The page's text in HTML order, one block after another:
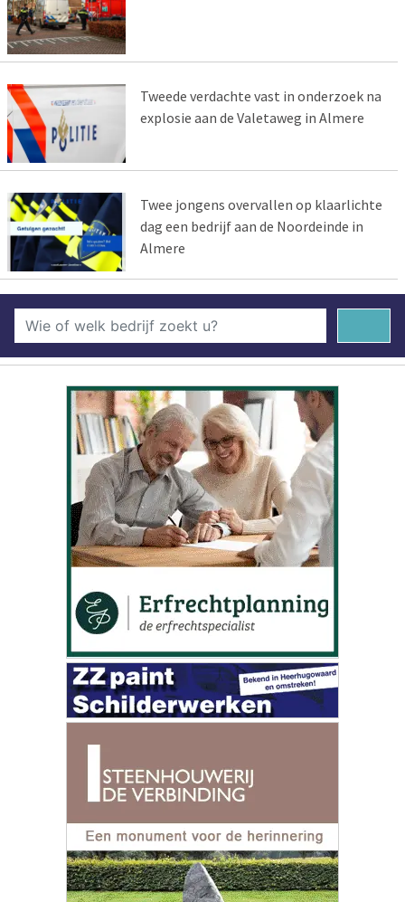
Tweede verdachte vast in onderzoek na
explosie aan de Valetaweg in Almere
Twee jongens overvallen op klaarlichte
dag een bedrijf aan de Noordeinde in
Almere